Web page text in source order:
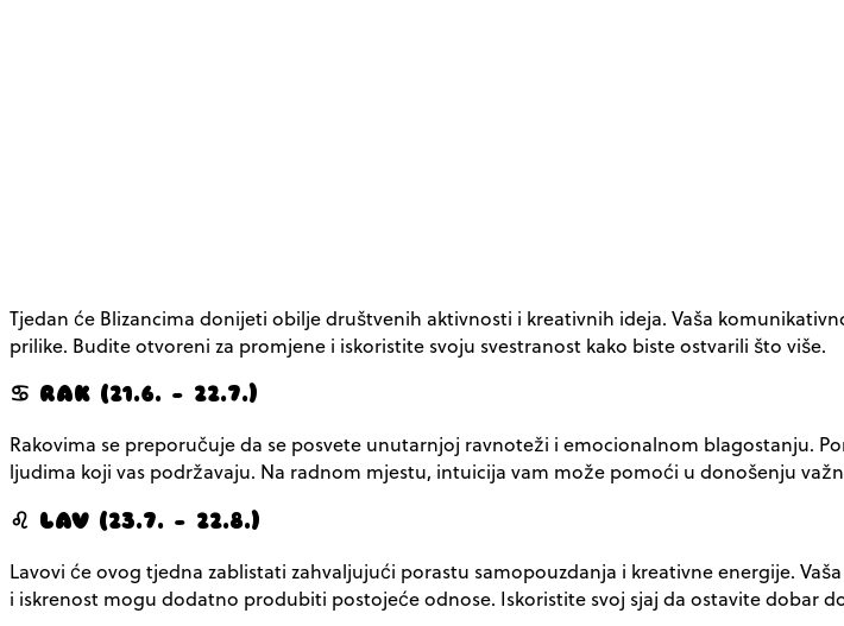
Tjedan će Blizancima donijeti obilje društvenih aktivnosti i kreativnih ideja. Vaša
prilike. Budite otvoreni za promjene i iskoristite svoju svestranost kako biste ostvarili što više.
♋ RAK (21.6. – 22.7.)
Rakovima se preporučuje da se posvete unutarnjoj ravnoteži i emocionalnom blagostanju.
ljudima koji vas podržavaju. Na radnom mjestu, intuicija vam može pomoći u donošenju
♌ LAV (23.7. – 22.8.)
Lavovi će ovog tjedna zablistati zahvaljujući porastu samopouzdanja i kreativne energije.
i iskrenost mogu dodatno produbiti postojeće odnose. Iskoristite svoj sjaj da ostavite dobar